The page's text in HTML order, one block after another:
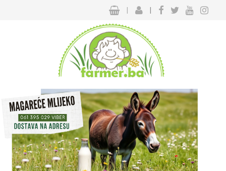
| |